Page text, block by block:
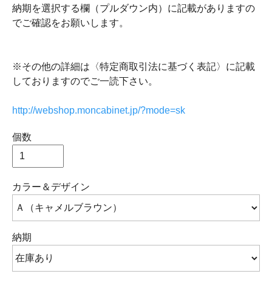
納期を選択する欄（プルダウン内）に記載がありますの
でご確認をお願いします。
※その他の詳細は〈特定商取引法に基づく表記〉に記載
しておりますのでご一読下さい。
http://webshop.moncabinet.jp/?mode=sk
個数
カラー＆デザイン
納期